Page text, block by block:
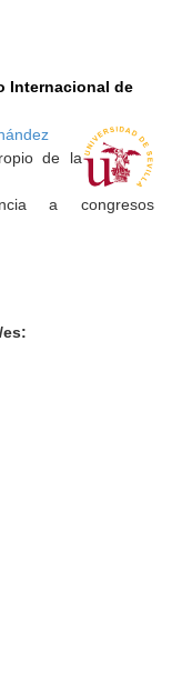
Internacional de
de la
a congresos